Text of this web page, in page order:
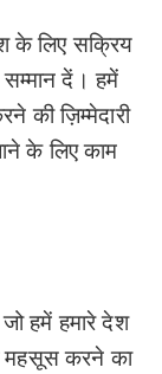
के लिए सक्रिय
दें। हमें
की ज़िम्मेदारी
के लिए काम
हमें हमारे देश
महसूस करने का